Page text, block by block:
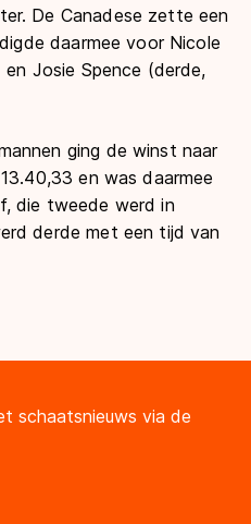
De Canadese zette een
daarmee voor Nicole
Josie Spence (derde,
ging de winst naar
en was daarmee
die tweede werd in
derde met een tijd van
schaatsnieuws via de